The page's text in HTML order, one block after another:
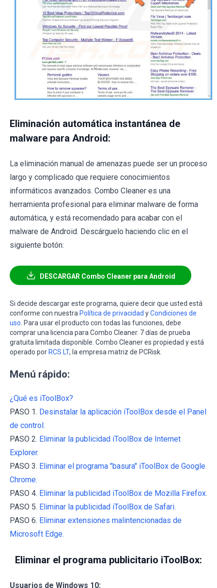
Eliminación automática instantánea de
malware para Android:
La eliminación manual de amenazas puede ser un proceso
largo y complicado que requiere conocimientos
informáticos avanzados. Combo Cleaner es una
herramienta profesional para eliminar malware de forma
automática, y está recomendado para acabar con el
malware de Android. Descárguelo haciendo clic en el
siguiente botón:
DESCARGAR Combo Cleaner para Android
Si decide descargar este programa, quiere decir que usted está
conforme con nuestra Política de privacidad yCondiciones de
uso . Para usar el producto con todas las funciones, debe
comprar una licencia para Combo Cleaner. 7 días de prueba
gratuita limitada disponible. Combo Cleaner es propiedad y está
operado por RCS LT, la empresa matriz de PCRisk.
Menú rápido:
¿Qué es iToolBox?
PASO 1. Desinstalar la aplicación iToolBox desde el Panel
de control.
PASO 2. Eliminar la publicidad iToolBox de Internet
Explorer.
PASO 3. Eliminar el programa "basura" iToolBox de Google
Chrome.
PASO 4. Eliminar la publicidad iToolBox de Mozilla Firefox.
PASO 5. Eliminar la publicidad iToolBox de Safari.
PASO 6. Eliminar extensiones malintencionadas de
Microsoft Edge.
Eliminar el programa publicitario iToolBox:
Usuarios de Windows 10: